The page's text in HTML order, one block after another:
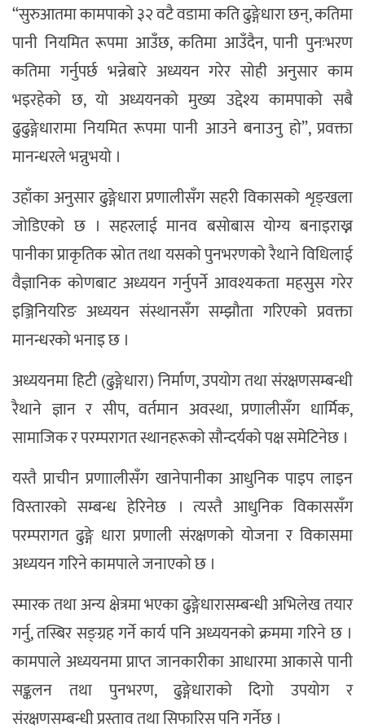
“सुरुआतमा कामपाको ३२ वटै वडामा कति ढुङ्गेधारा छन्, कतिमा
पानी नियमित रूपमा आउँछ, कतिमा आउँदैन, पानी पुनःभरण
कतिमा गर्नुपर्छ भन्नेबारे अध्ययन गरेर सोही अनुसार काम
भइरहेको छ, यो अध्ययनको मुख्य उद्देश्य कामपाको सबै
ढुढुङ्गेधारामा नियमित रूपमा पानी आउने बनाउनु हो”, प्रवक्ता
मानन्धरले भन्नुभयो ।
उहाँका अनुसार ढुङ्गेधारा प्रणालीसँग सहरी विकासको शृङ्खला
जोडिएको छ । सहरलाई मानव बसोबास योग्य बनाइराख्न
पानीका प्राकृतिक स्रोत तथा यसको पुनभरणको रैथाने विधिलाई
वैज्ञानिक कोणबाट अध्ययन गर्नुपर्ने आवश्यकता महसुस गरेर
इञ्जिनियरिङ अध्ययन संस्थानसँग सम्झौता गरिएको प्रवक्ता
मानन्धरको भनाइ छ ।
अध्ययनमा हिटी (ढुङ्गेधारा) निर्माण, उपयोग तथा संरक्षणसम्बन्धी
रैथाने ज्ञान र सीप, वर्तमान अवस्था, प्रणालीसँग धार्मिक,
सामाजिक र परम्परागत स्थानहरूको सौन्दर्यको पक्ष समेटिनेछ ।
यस्तै प्राचीन प्रणाालीसँग खानेपानीका आधुनिक पाइप लाइन
विस्तारको सम्बन्ध हेरिनेछ । त्यस्तै आधुनिक विकाससँग
परम्परागत ढुङ्गे धारा प्रणाली संरक्षणको योजना र विकासमा
अध्ययन गरिने कामपाले जनाएको छ ।
स्मारक तथा अन्य क्षेत्रमा भएका ढुङ्गेधारासम्बन्धी अभिलेख तयार
गर्नु, तस्बिर सङ्ग्रह गर्ने कार्य पनि अध्ययनको क्रममा गरिने छ ।
कामपाले अध्ययनमा प्राप्त जानकारीका आधारमा आकासे पानी
सङ्कलन तथा पुनभरण, ढुङ्गेधाराको दिगो उपयोग र
संरक्षणसम्बन्धी प्रस्ताव तथा सिफारिस पनि गर्नेछ ।